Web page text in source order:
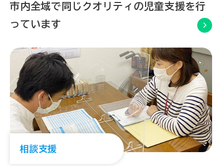
市内全域で同じクオリティの児童支援を行
っています
相談支援